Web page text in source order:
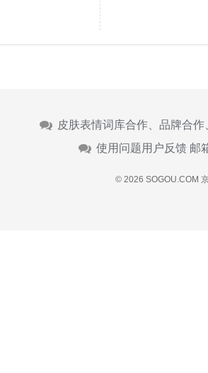
皮肤表情词库合作、品牌合
使用问题用户反馈 邮
© 2026 SOGOU.COM